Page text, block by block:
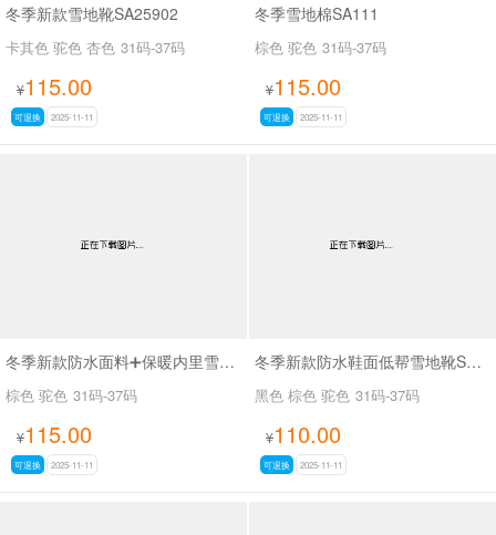
冬季新款雪地靴SA25902
卡其色 驼色 杏色 31码-37码
¥115.00
可退换 2025-11-11
冬季雪地棉SA111
棕色 驼色 31码-37码
¥115.00
可退换 2025-11-11
冬季新款防水面料➕保暖内里雪地靴SA111
棕色 驼色 31码-37码
¥115.00
可退换 2025-11-11
冬季新款防水鞋面低帮雪地靴SA111
黑色 棕色 驼色 31码-37码
¥110.00
可退换 2025-11-11